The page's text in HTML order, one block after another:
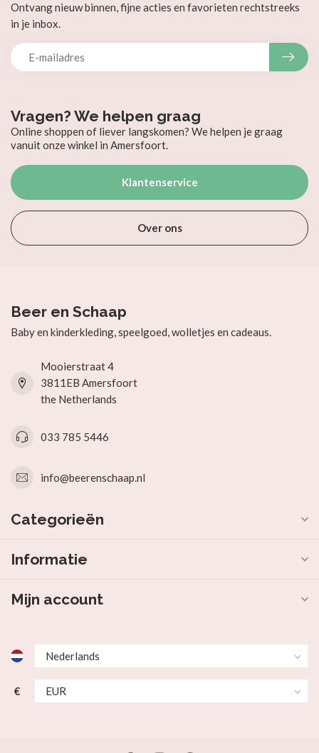
Vragen? We helpen graag
Online shoppen of liever langskomen? We helpen je graag
vanuit onze winkel in Amersfoort.
Klantenservice
Over ons
Ontvang nieuw binnen, fijne acties en favorieten rechtstreeks
in je inbox.
Beer en Schaap
Baby en kinderkleding, speelgoed, wolletjes en cadeaus.
Mooierstraat 4
3811EB Amersfoort
the Netherlands
033 785 5446
info@beerenschaap.nl
Categorieën
Informatie
Mijn account
€